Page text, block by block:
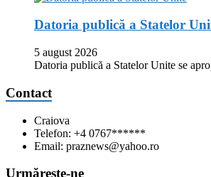
Datoria publică a Statelor
5 august 2026
Datoria publică a Statelor Unite se
Contact
Craiova
Telefon: +4 0767******
Email: praznews@yahoo.ro
Urmăreşte-ne